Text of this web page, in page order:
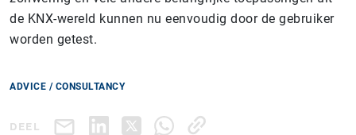
de KNX-wereld kunnen nu eenvoudig door de gebruiker
worden getest.
ADVICE / CONSULTANCY
DEEL